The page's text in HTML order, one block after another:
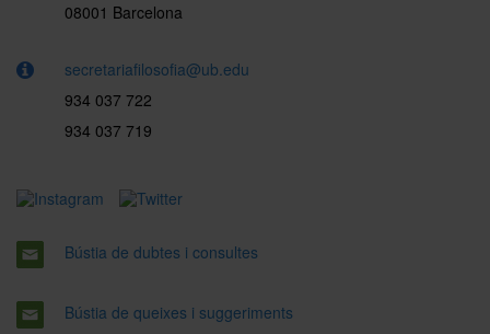
08001 Barcelona
secretariafilosofia@ub.edu
934 037 722
934 037 719
Bústia de dubtes i consultes
Bústia de queixes i suggeriments